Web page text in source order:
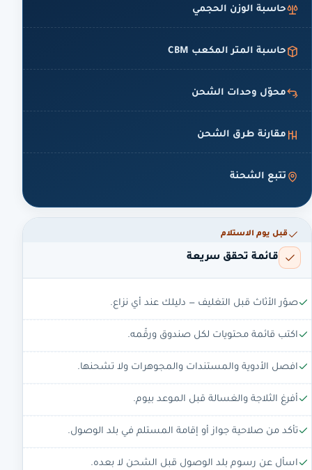
حاسبة الوزن الحجمي
حاسبة المتر المكعب CBM
محوّل وحدات الشحن
مقارنة طرق الشحن
تتبع الشحنة
قبل يوم الاستلام
قائمة تحقق سريعة
صوّر الأثاث قبل التغليف — دليلك عند أي نزاع.
اكتب قائمة محتويات لكل صندوق ورقّمه.
افصل الأدوية والمستندات والمجوهرات ولا تشحنها.
أفرغ الثلاجة والغسالة قبل الموعد بيوم.
تأكد من صلاحية جواز أو إقامة المستلم في بلد الوصول.
اسأل عن رسوم بلد الوصول قبل الشحن لا بعده.